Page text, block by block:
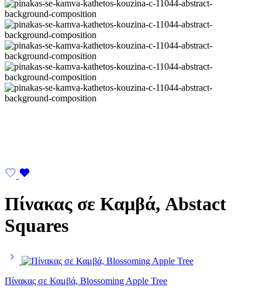
Πίνακας σε Καμβά, Abstact
Squares
Πίνακας σε Καμβά, Blossoming Apple Tree